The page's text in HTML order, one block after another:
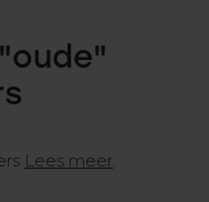
Lees meer.